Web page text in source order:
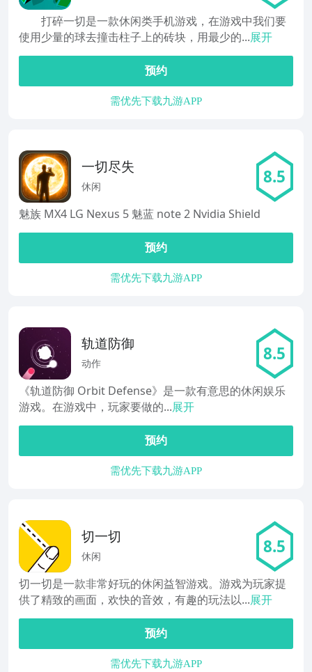
打碎一切是一款休闲类手机游戏，在游戏中我们要
使用少量的球去撞击柱子上的砖块，用最少的...展开
预约
需优先下载九游APP
一切尽失
休闲 8.5
魅族 MX4 LG Nexus 5 魅蓝 note 2 Nvidia Shield
预约
需优先下载九游APP
轨道防御
动作 8.5
《轨道防御 Orbit Defense》是一款有意思的休闲娱乐
游戏。在游戏中，玩家要做的...展开
预约
需优先下载九游APP
切一切
休闲 8.5
切一切是一款非常好玩的休闲益智游戏。游戏为玩家提
供了精致的画面，欢快的音效，有趣的玩法以...展开
预约
需优先下载九游APP